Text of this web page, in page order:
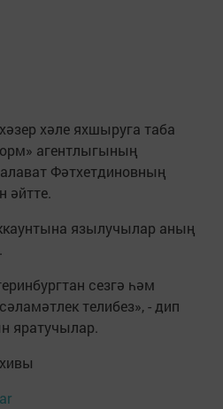
хәле яхшыруга таба
агентлыгының
Фәтхетдиновның
әйтте.
язылучылар аның
сезгә һәм
телибез», - дип
яратучылар.